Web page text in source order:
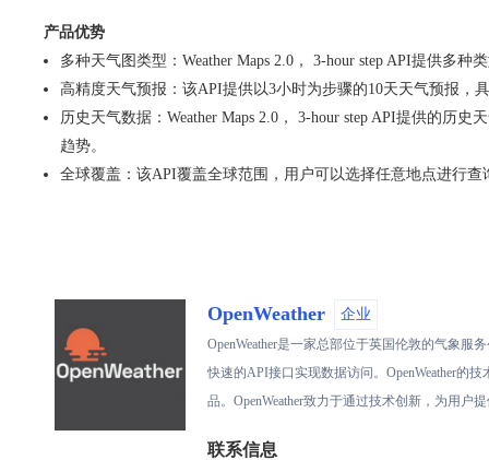
产品优势
多种天气图类型：Weather Maps 2.0， 3-hour step API提供多
高精度天气预报：该API提供以3小时为步骤的10天天气预报，
历史天气数据：Weather Maps 2.0， 3-hour step API提供的历
趋势。
全球覆盖：该API覆盖全球范围，用户可以选择任意地点进行
OpenWeather 企业
OpenWeather是一家总部位于英国伦敦的气象
快速的API接口实现数据访问。OpenWeather的
品。OpenWeather致力于通过技术创新，为用户
联系信息